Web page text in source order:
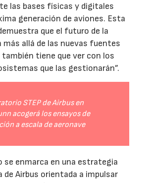
las bases físicas y digitales
generación de aviones. Esta
que el futuro de la
más allá de las nuevas fuentes
también tiene que ver con los
que las gestionarán”.
STEP de Airbus en
acogerá los ensayos de
a escala de aeronave
se enmarca en una estrategia
de Airbus orientada a impulsar